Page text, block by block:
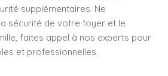
supplémentaires. Ne
sécurité de votre foyer et le
faites appel à nos experts pour
et professionnelles.